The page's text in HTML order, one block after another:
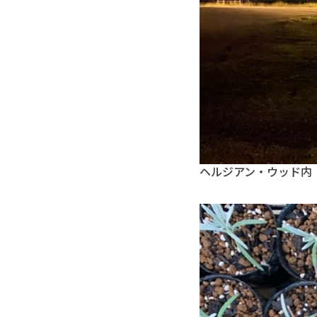
ヘルジアン・ウッド